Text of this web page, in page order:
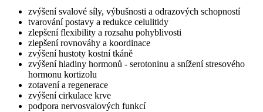
zvýšení svalové síly, výbušnosti a odrazových schopností
tvarování postavy a redukce celulitidy
zlepšení flexibility a rozsahu pohyblivosti
zlepšení rovnováhy a koordinace
zvýšení hustoty kostní tkáně
zvýšení hladiny hormonů - serotoninu a snížení stresového
hormonu kortizolu
zotavení a regenerace
zvýšení cirkulace krve
podpora nervosvalových funkcí